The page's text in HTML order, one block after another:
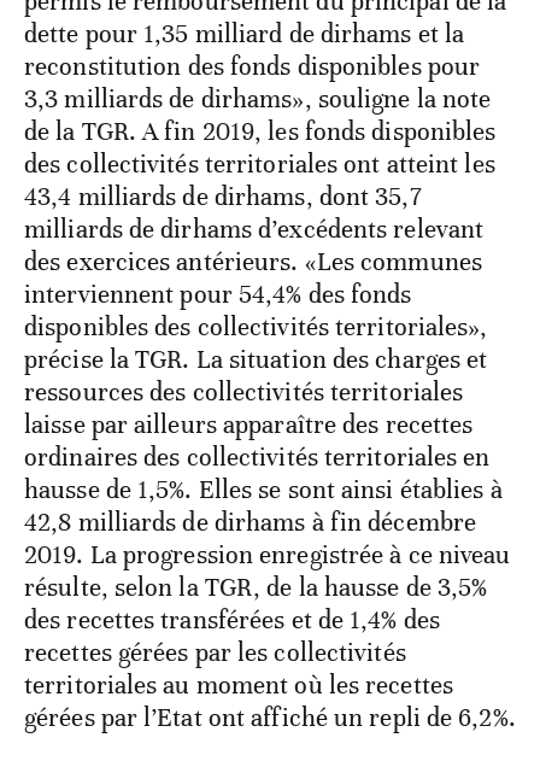
dette pour 1,35 milliard de dirhams et la
reconstitution des fonds disponibles pour
3,3 milliards de dirhams», souligne la note
de la TGR. A fin 2019, les fonds disponibles
des collectivités territoriales ont atteint les
43,4 milliards de dirhams, dont 35,7
milliards de dirhams d’excédents relevant
des exercices antérieurs. «Les communes
interviennent pour 54,4% des fonds
disponibles des collectivités territoriales»,
précise la TGR. La situation des charges et
ressources des collectivités territoriales
laisse par ailleurs apparaître des recettes
ordinaires des collectivités territoriales en
hausse de 1,5%. Elles se sont ainsi établies à
42,8 milliards de dirhams à fin décembre
2019. La progression enregistrée à ce niveau
résulte, selon la TGR, de la hausse de 3,5%
des recettes transférées et de 1,4% des
recettes gérées par les collectivités
territoriales au moment où les recettes
gérées par l’Etat ont affiché un repli de 6,2%.